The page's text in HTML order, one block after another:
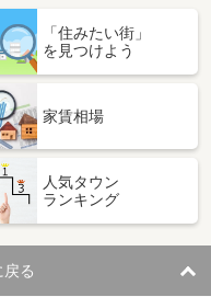
「住みたい街」
を見つけよう
家賃相場
人気タウン
ランキング
る